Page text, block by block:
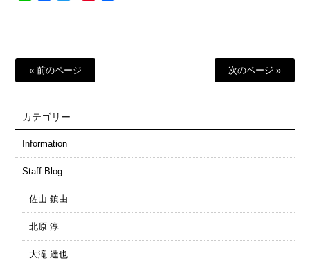
« 前のページ 次のページ »
カテゴリー
Information
Staff Blog
佐山 鎮由
北原 淳
大滝 達也